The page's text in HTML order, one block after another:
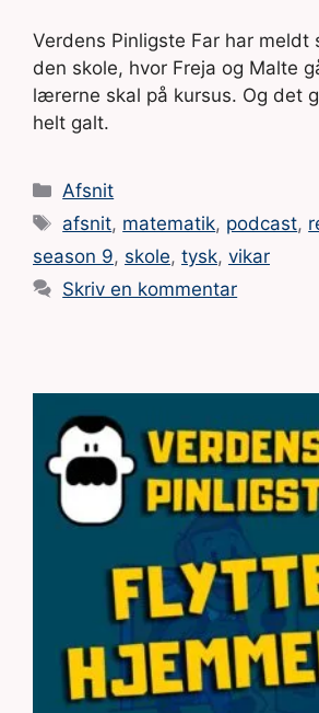
Verdens Pinligste Far har meldt
den skole, hvor Freja og Malte
lærerne skal på kursus. Og det
helt galt.
Kategorier
Afsnit
Tags
afsnit, matematik, podcast,
season 9, skole, tysk, vikar
Skriv en kommentar